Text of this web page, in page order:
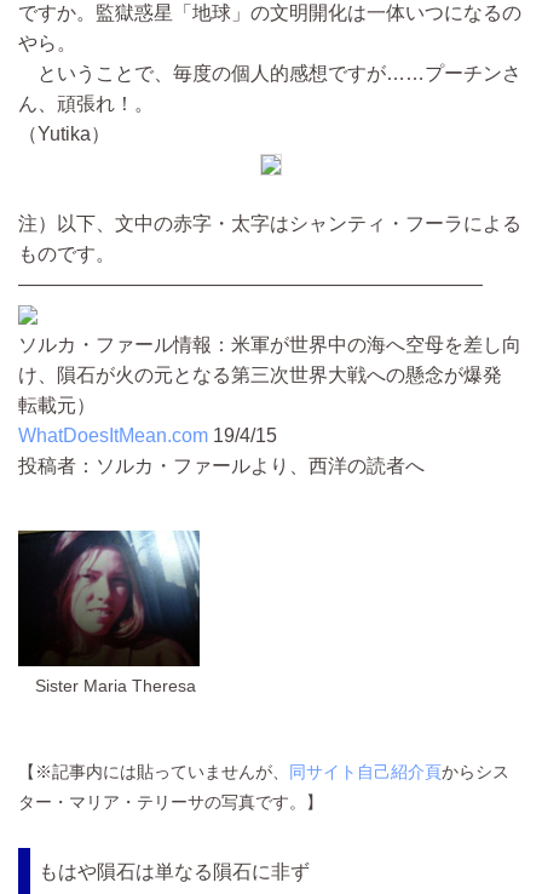
ですか。監獄惑星「地球」の文明開化は一体いつになるの
やら。
ということで、毎度の個人的感想ですが……プーチンさ
ん、頑張れ！。
（Yutika）
注）以下、文中の赤字・太字はシャンティ・フーラによる
ものです。
————————————————————————
ソルカ・ファール情報：米軍が世界中の海へ空母を差し向
け、隕石が火の元となる第三次世界大戦への懸念が爆発
転載元）
WhatDoesItMean.com 19/4/15
投稿者：ソルカ・ファールより、西洋の読者へ
Sister Maria Theresa
【※記事内には貼っていませんが、 同サイト自己紹介頁からシス
ター・マリア・テリーサの写真です。】
もはや隕石は単なる隕石に非ず